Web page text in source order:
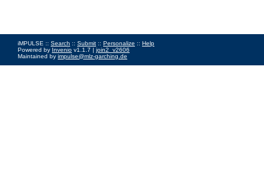
iMPULSE :: Search :: Submit :: Personalize :: Help
Powered by Invenio v1.1.7 | join2_v2606
Maintained by impulse@mlz-garching.de